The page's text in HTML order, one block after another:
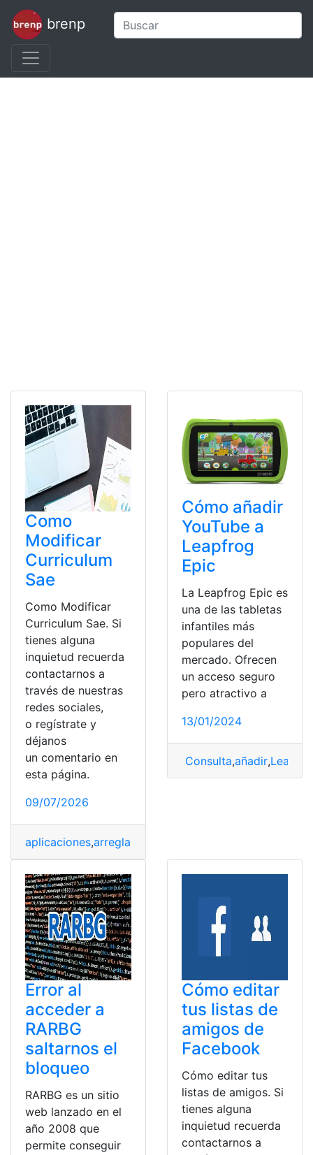
brenp
Como
Modificar
Curriculum
Sae
Como Modificar
Curriculum Sae. Si
tienes alguna
inquietud recuerda
contactarnos a
través de nuestras
redes sociales,
o regístrate y
déjanos
un comentario en
esta página.
09/07/2026
aplicaciones,arreglar
Cómo añadir
YouTube a
Leapfrog
Epic
La Leapfrog Epic es
una de las tabletas
infantiles más
populares del
mercado. Ofrecen
un acceso seguro
pero atractivo a
13/01/2024
Consulta,añadir,
Error al
acceder a
RARBG
saltarnos el
bloqueo
RARBG es un sitio
web lanzado en el
año 2008 que
permite conseguir
Cómo editar
tus listas de
amigos de
Facebook
Cómo editar tus
listas de amigos. Si
tienes alguna
inquietud recuerda
contactarnos a